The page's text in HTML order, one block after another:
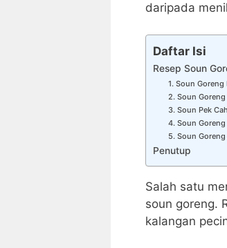
daripada
Daftar Isi
Resep Soun
1. Soun
2. Soun
3. Soun Pek
4. Soun
5. Soun
Penutup
Salah satu
soun goreng.
kalangan